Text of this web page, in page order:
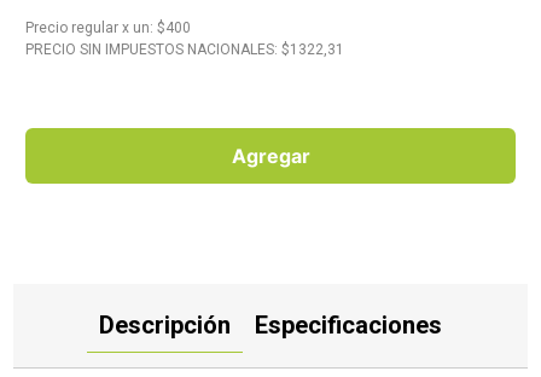
Precio regular x un: $400
PRECIO SIN IMPUESTOS NACIONALES: $1322,31
Agregar
Descripción Especificaciones
. Carne